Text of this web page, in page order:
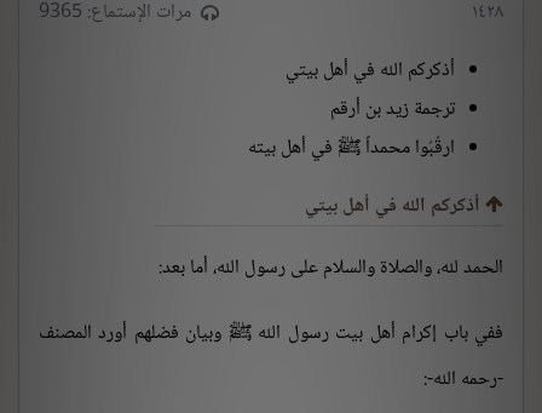
١٤٢٨
مرات الإستماع: 9365
أذكركم الله في أهل بيتي
ترجمة زيد بن أرقم
ارقُبُوا محمداً ﷺ في أهل بيته
أذكركم الله في أهل بيتي
الحمد لله، والصلاة والسلام على رسول الله، أما بعد:
ففي باب إكرام أهل بيت رسول الله ﷺ وبيان فضلهم أورد المصنف
-رحمه الله-: